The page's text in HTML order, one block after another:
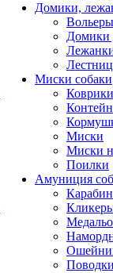
Домики,
Домики
Миски собаки
Миски
Миски
Поилки
Амуниция